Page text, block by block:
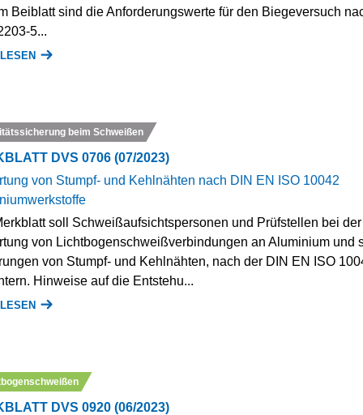
Beiblatt sind die Anforderungswerte für den Biegeversuch
5...
beim Schweißen
DVS 0706 (07/2023)
von Stumpf- und Kehlnähten nach DIN EN ISO 10042
soll Schweißaufsichtspersonen und Prüfstellen bei der
von Lichtbogenschweißverbindungen an Aluminium und
von Stumpf- und Kehlnähten, nach der DIN EN ISO
Hinweise auf die Entstehu...
DVS 0920 (06/2023)